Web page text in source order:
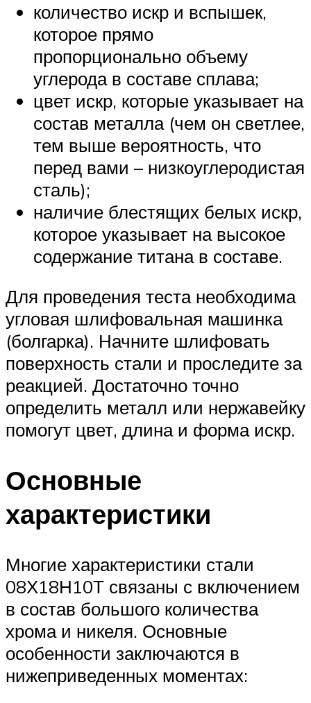
количество искр и вспышек,
которое прямо
пропорционально объему
углерода в составе сплава;
цвет искр, которые указывает на
состав металла (чем он светлее,
тем выше вероятность, что
перед вами – низкоуглеродистая
сталь);
наличие блестящих белых искр,
которое указывает на высокое
содержание титана в составе.
Для проведения теста необходима
угловая шлифовальная машинка
(болгарка). Начните шлифовать
поверхность стали и проследите за
реакцией. Достаточно точно
определить металл или нержавейку
помогут цвет, длина и форма искр.
Основные
характеристики
Многие характеристики стали
08Х18Н10Т связаны с включением
в состав большого количества
хрома и никеля. Основные
особенности заключаются в
нижеприведенных моментах: